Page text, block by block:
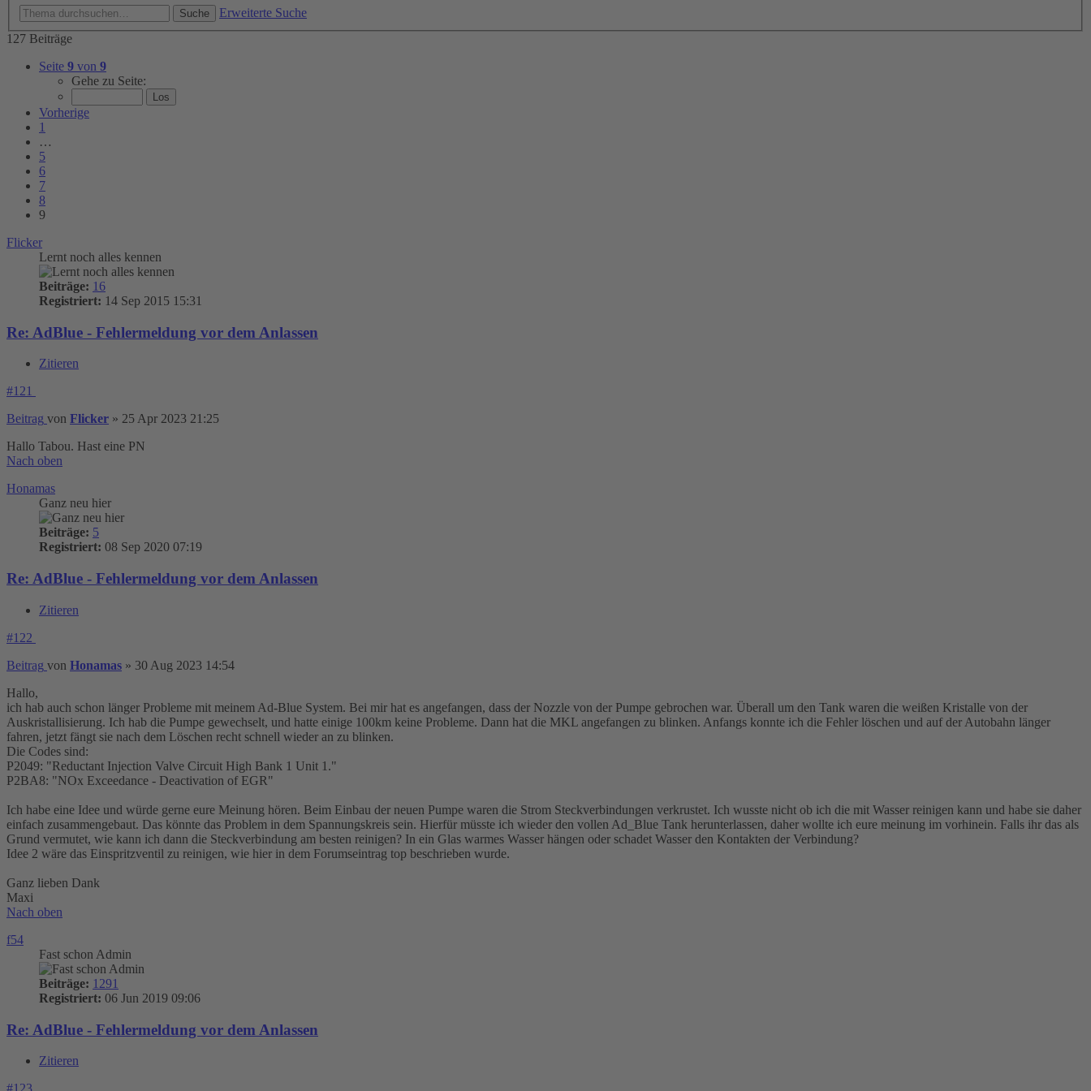
Suche
Erweiterte Suche
127 Beiträge
Seite 9 von 9
Gehe zu Seite:
Vorherige
1
…
5
6
7
8
9
Flicker
Lernt noch alles kennen
Beiträge: 16
Registriert: 14 Sep 2015 15:31
Re: AdBlue - Fehlermeldung vor dem Anlassen
Zitieren
#121
Beitrag von Flicker » 25 Apr 2023 21:25
Hallo Tabou. Hast eine PN
Nach oben
Honamas
Ganz neu hier
Beiträge: 5
Registriert: 08 Sep 2020 07:19
Re: AdBlue - Fehlermeldung vor dem Anlassen
Zitieren
#122
Beitrag von Honamas » 30 Aug 2023 14:54
Hallo,
ich hab auch schon länger Probleme mit meinem Ad-Blue System. Bei mir hat es angefangen, dass der Nozzle von der Pumpe gebrochen war. Überall um den Tank waren die weißen Kristalle von der
Auskristallisierung. Ich hab die Pumpe gewechselt, und hatte einige 100km keine Probleme. Dann hat die MKL angefangen zu blinken. Anfangs konnte ich die Fehler löschen und auf der Autobahn länger
fahren, jetzt fängt sie nach dem Löschen recht schnell wieder an zu blinken.
Die Codes sind:
P2049: "Reductant Injection Valve Circuit High Bank 1 Unit 1."
P2BA8: "NOx Exceedance - Deactivation of EGR"
Ich habe eine Idee und würde gerne eure Meinung hören. Beim Einbau der neuen Pumpe waren die Strom Steckverbindungen verkrustet. Ich wusste nicht ob ich die mit Wasser reinigen kann und habe sie daher
einfach zusammengebaut. Das könnte das Problem in dem Spannungskreis sein. Hierfür müsste ich wieder den vollen Ad_Blue Tank herunterlassen, daher wollte ich eure meinung im vorhinein. Falls ihr das als
Grund vermutet, wie kann ich dann die Steckverbindung am besten reinigen? In ein Glas warmes Wasser hängen oder schadet Wasser den Kontakten der Verbindung?
Idee 2 wäre das Einspritzventil zu reinigen, wie hier in dem Forumseintrag top beschrieben wurde.
Ganz lieben Dank
Maxi
Nach oben
f54
Fast schon Admin
Beiträge: 1291
Registriert: 06 Jun 2019 09:06
Re: AdBlue - Fehlermeldung vor dem Anlassen
Zitieren